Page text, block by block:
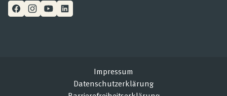
Impressum
Datenschutzerklärung